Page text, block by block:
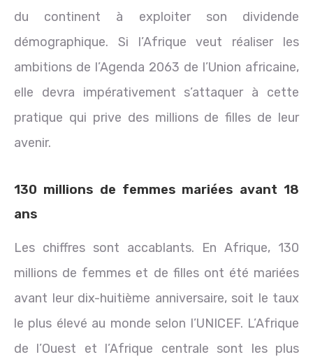
du continent à exploiter son dividende
démographique. Si l’Afrique veut réaliser les
ambitions de l’Agenda 2063 de l’Union africaine,
elle devra impérativement s’attaquer à cette
pratique qui prive des millions de filles de leur
avenir.
130 millions de femmes mariées avant 18
ans
Les chiffres sont accablants. En Afrique, 130
millions de femmes et de filles ont été mariées
avant leur dix-huitième anniversaire, soit le taux
le plus élevé au monde selon l’UNICEF. L’Afrique
de l’Ouest et l’Afrique centrale sont les plus